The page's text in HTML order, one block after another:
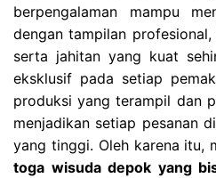
berpengalaman mampu
dengan tampilan
serta jahitan yang kuat
eksklusif pada setiap
produksi yang terampil dan
menjadikan setiap pesanan
yang tinggi. Oleh karena itu,
toga wisuda depok yang